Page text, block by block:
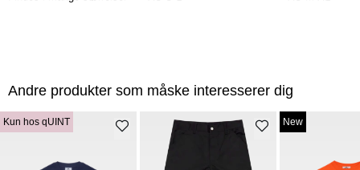
Andre produkter som måske interesserer dig
Kun hos qUINT New